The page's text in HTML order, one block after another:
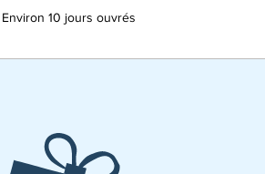
Environ 10 jours ouvrés